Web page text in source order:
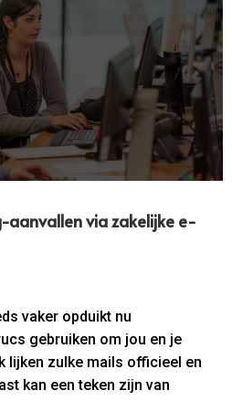
aanvallen via zakelijke e-
vaker opduikt nu
gebruiken om jou en je
lijken zulke mails officieel en
kan een teken zijn van